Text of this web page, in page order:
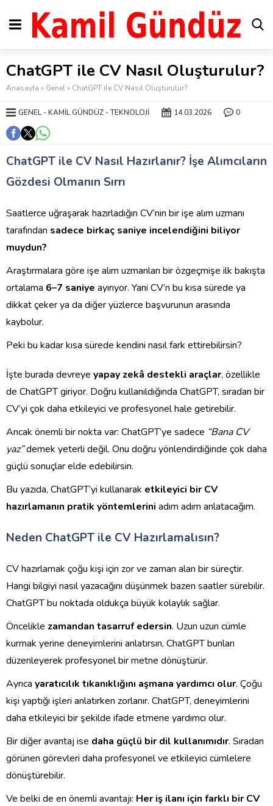
ChatGPT ile CV Nasıl Oluşturulur?
Anasayfa » Genel» ChatGPT ile CV Nasıl Oluşturulur?
GENEL KAMIL GÜNDÜZ TEKNOLOJI 14.03.2026 0
ChatGPT ile CV Nasıl Hazırlanır? İşe Alımcıların
Gözdesi Olmanın Sırrı
Saatlerce uğraşarak hazırladığın CV’nin bir işe alım uzmanı
tarafından sadece birkaç saniye incelendiğini biliyor
muydun?
Araştırmalara göre işe alım uzmanları bir özgeçmişe ilk bakışta
ortalama 6–7 saniye ayırıyor. Yani CV’n bu kısa sürede ya
dikkat çeker ya da diğer yüzlerce başvurunun arasında
kaybolur.
Peki bu kadar kısa sürede kendini nasıl fark ettirebilirsin?
İşte burada devreye yapay zekâ destekli araçlar, özellikle
de ChatGPT giriyor. Doğru kullanıldığında ChatGPT, sıradan bir
CV’yi çok daha etkileyici ve profesyonel hale getirebilir.
Ancak önemli bir nokta var: ChatGPT’ye sadece “Bana CV
yaz”demek yeterli değil. Onu doğru yönlendirdiğinde çok daha
güçlü sonuçlar elde edebilirsin.
Bu yazıda, ChatGPT’yi kullanarak etkileyici bir CV
hazırlamanın pratik yöntemlerini adım adım anlatacağım.
Neden ChatGPT ile CV Hazırlamalısın?
CV hazırlamak çoğu kişi için zor ve zaman alan bir süreçtir.
Hangi bilgiyi nasıl yazacağını düşünmek bazen saatler sürebilir.
ChatGPT bu noktada oldukça büyük kolaylık sağlar.
Öncelikle zamandan tasarruf edersin. Uzun uzun cümle
kurmak yerine deneyimlerini anlatırsın, ChatGPT bunları
düzenleyerek profesyonel bir metne dönüştürür.
Ayrıca yaratıcılık tıkanıklığını aşmana yardımcı olur. Çoğu
kişi yaptığı işleri anlatırken zorlanır. ChatGPT, deneyimlerini
daha etkileyici bir şekilde ifade etmene yardımcı olur.
Bir diğer avantaj ise daha güçlü bir dil kullanımıdır. Sıradan
görünen görevleri daha profesyonel ve etkileyici cümlelere
dönüştürebilir.
Ve belki de en önemli avantajı: Her iş ilanı için farklı bir CV